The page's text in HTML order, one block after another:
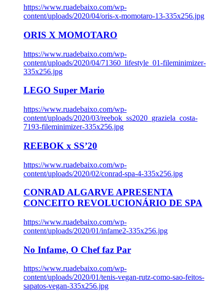
https://www.ruadebaixo.com/wp-
content/uploads/2020/04/oris-x-momotaro-13-335x256.jpg
ORIS X MOMOTARO
https://www.ruadebaixo.com/wp-
content/uploads/2020/04/71360_lifestyle_01-fileminimizer-
335x256.jpg
LEGO Super Mario
https://www.ruadebaixo.com/wp-
content/uploads/2020/03/reebok_ss2020_graziela_costa-
7193-fileminimizer-335x256.jpg
REEBOK x SS’20
https://www.ruadebaixo.com/wp-
content/uploads/2020/02/conrad-spa-4-335x256.jpg
CONRAD ALGARVE APRESENTA
CONCEITO REVOLUCIONÁRIO DE SPA
https://www.ruadebaixo.com/wp-
content/uploads/2020/01/infame2-335x256.jpg
No Infame, O Chef faz Par
https://www.ruadebaixo.com/wp-
content/uploads/2020/01/tenis-vegan-rutz-como-sao-feitos-
sapatos-vegan-335x256.jpg